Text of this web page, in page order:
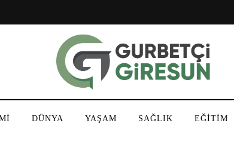
DÜNYA YAŞAM SAĞLIK EĞİTİM